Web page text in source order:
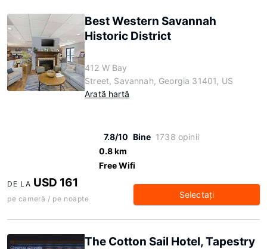
Best Western Savannah
Historic District
412 W Bay
Street, Savannah, Georgia 31401, US
Arată hartă
7.8/10 Bine 1738 opinii
0.8 km
Free Wifi
DE LA USD 161
pe cameră / pe noapte Selectaţi
The Cotton Sail Hotel, Tapestry